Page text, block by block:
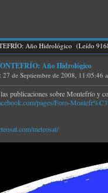
Año Hidrológico (Leído
Año Hidrológico
: 27 de Septiembre de 2008, 11:05:46
publicaciones sobre Montefrío y
pages/Foro-
meteosat/